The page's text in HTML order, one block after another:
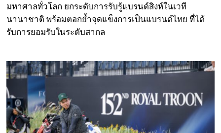
มหาศาลทั่วโลก ยกระดับการรับรู้แบรนด์สิงห์ในเวที
นานาชาติ พร้อมตอกย้ำจุดแข็งการเป็นแบรนด์ไทย ที่ได้
รับการยอมรับในระดับสากล